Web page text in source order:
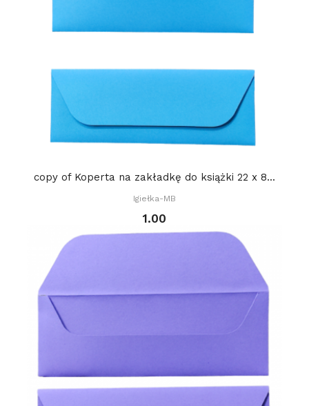
copy of Koperta na zakładkę do książki 22 x 8...
Igiełka-MB
1.00